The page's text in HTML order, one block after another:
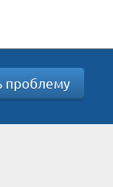
проблему